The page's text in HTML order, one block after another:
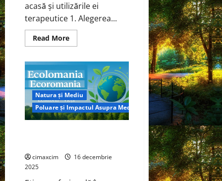
acasă și utilizările ei
terapeutice 1. Alegerea...
Read MoreRead
more
×
piperita
L.)
—
Proprietăți
farmacologice
și
utilizări
Natura și Mediu
Poluare și Impactul Asupra Mediului
cimaxcim
16 decembrie
2025